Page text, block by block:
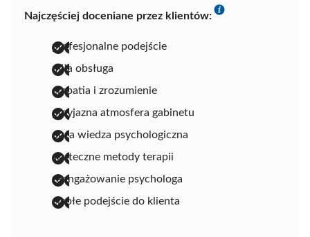
Najczęściej doceniane przez klientów:
profesjonalne podejście
miła obsługa
empatia i zrozumienie
przyjazna atmosfera gabinetu
duża wiedza psychologiczna
skuteczne metody terapii
zaangażowanie psychologa
ciepłe podejście do klienta